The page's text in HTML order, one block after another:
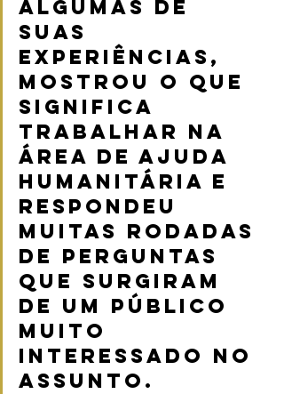
algumas de
suas
experiências,
mostrou o que
significa
trabalhar na
área de ajuda
humanitária e
respondeu
muitas rodadas
de perguntas
que surgiram
de um público
muito
interessado no
assunto.